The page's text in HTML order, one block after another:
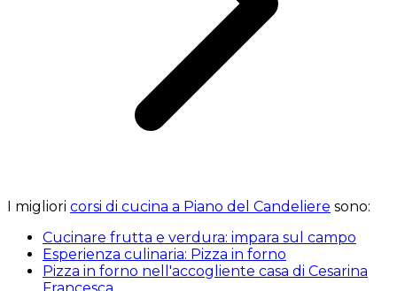
I migliori corsi di cucina a Piano del Candeliere sono:
Cucinare frutta e verdura: impara sul campo
Esperienza culinaria: Pizza in forno
Pizza in forno nell'accogliente casa di Cesarina